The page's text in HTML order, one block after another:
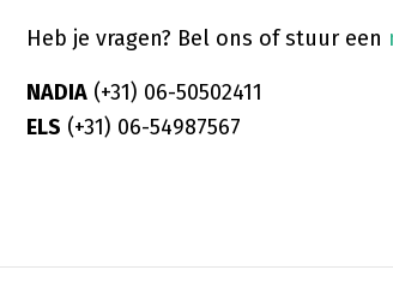
Heb je vragen? Bel ons of stuur een
NADIA (+31) 06-50502411
ELS (+31) 06-54987567